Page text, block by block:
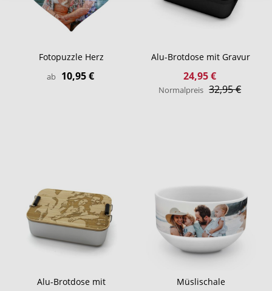
Fotopuzzle Herz
ab 10,95 €
Alu-Brotdose mit Gravur
Sonderangebot
24,95 €
Normalpreis 32,95 €
Alu-Brotdose mit Müslischale